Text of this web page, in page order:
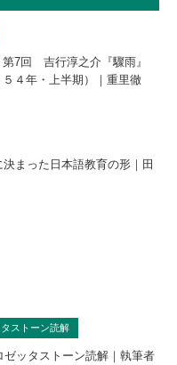
7回 吉行淳之介『驟雨』
４年・上半期）｜重里徹
まった日本語教育の形｜田
ストーン読解
ッタストーン読解｜執筆者